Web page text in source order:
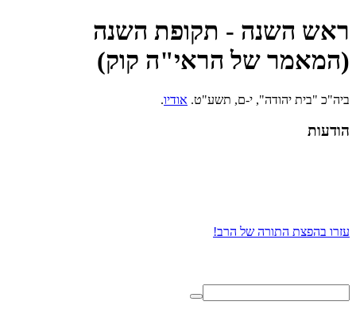
ראש השנה - תקופת השנה
(המאמר של הראי"ה קוק)
ביה"כ "בית יהודה", י-ם, תשע"ט. אודיו.
הודעות
עזרו בהפצת התורה של הרב!